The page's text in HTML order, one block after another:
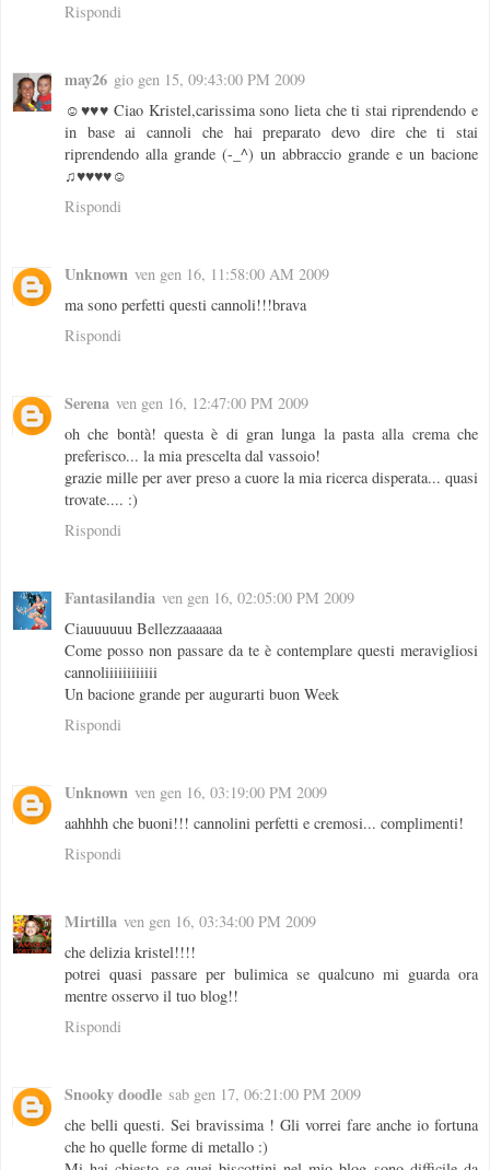
Rispondi
may26 gio gen 15, 09:43:00 PM 2009
☺♥♥♥ Ciao Kristel,carissima sono lieta che ti stai riprendendo e
in base ai cannoli che hai preparato devo dire che ti stai
riprendendo alla grande (-_^) un abbraccio grande e un bacione
♫♥♥♥♥☺
Rispondi
Unknown ven gen 16, 11:58:00 AM 2009
ma sono perfetti questi cannoli!!!brava
Rispondi
Serena ven gen 16, 12:47:00 PM 2009
oh che bontà! questa è di gran lunga la pasta alla crema che
preferisco... la mia prescelta dal vassoio!
grazie mille per aver preso a cuore la mia ricerca disperata... quasi
trovate.... :)
Rispondi
Fantasilandia ven gen 16, 02:05:00 PM 2009
Ciauuuuuu Bellezzaaaaaa
Come posso non passare da te è contemplare questi meravigliosi
cannoliiiiiiiiiiii
Un bacione grande per augurarti buon Week
Rispondi
Unknown ven gen 16, 03:19:00 PM 2009
aahhhh che buoni!!! cannolini perfetti e cremosi... complimenti!
Rispondi
Mirtilla ven gen 16, 03:34:00 PM 2009
che delizia kristel!!!!
potrei quasi passare per bulimica se qualcuno mi guarda ora
mentre osservo il tuo blog!!
Rispondi
Snooky doodle sab gen 17, 06:21:00 PM 2009
che belli questi. Sei bravissima ! Gli vorrei fare anche io fortuna
che ho quelle forme di metallo :)